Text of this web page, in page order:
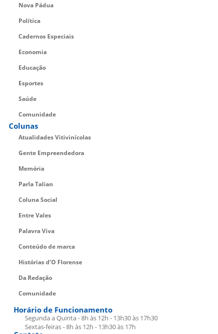
Nova Pádua
Política
Cadernos Especiais
Economia
Educação
Esportes
Saúde
Comunidade
Colunas
Atualidades Vitivinícolas
Gente Empreendedora
Memória
Parla Talian
Coluna Social
Entre Vales
Palavra Viva
Conteúdo de marca
Histórias d’O Florense
Da Redação
Comunidade
Horário de Funcionamento
Segunda a Quinta - 8h às 12h - 13h30 às 17h30
Sextas-feiras - 8h às 12h - 13h30 às 17h